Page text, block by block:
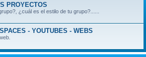
PROYECTOS
¿cuál es el estilo de tu grupo?......
- YOUTUBES - WEBS